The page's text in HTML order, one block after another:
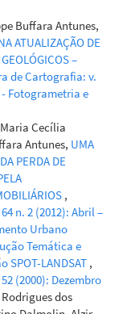
Buffara Antunes,
ATUALIZAÇÃO DE
–
de Cartografia: v.
- Fotogrametria e
Cecília
Antunes, UMA
PERDA DE
,
n. 2 (2012): Abril –
Urbano
Temática e
SPOT-LANDSAT ,
(2000): Dezembro
dos